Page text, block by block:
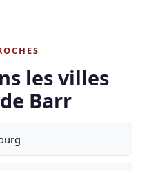
les villes
Barr